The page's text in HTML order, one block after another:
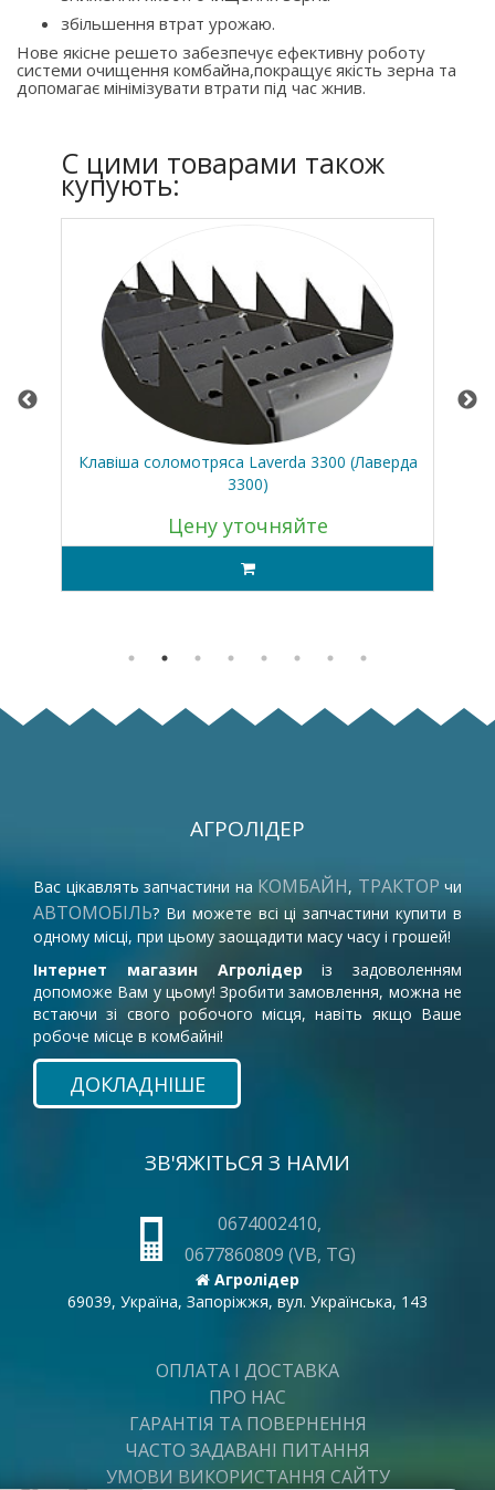
збільшення втрат урожаю.
Нове якісне решето забезпечує ефективну роботу
системи очищення комбайна,покращує якість зерна та
допомагає мінімізувати втрати під час жнив.
C цими товарами також
купують:
Клавіша соломотряса Laverda 3300 (Лаверда
3300)
Цену уточняйте
АГРОЛІДЕР
Вас цікавлять запчастини на КОМБАЙН, ТРАКТОР чи
АВТОМОБІЛЬ? Ви можете всі ці запчастини купити в
одному місці, при цьому заощадити масу часу і грошей!
Інтернет магазин Агролідер із задоволенням
допоможе Вам у цьому! Зробити замовлення, можна не
встаючи зі свого робочого місця, навіть якщо Ваше
робоче місце в комбайні!
ДОКЛАДНІШЕ
ЗВ'ЯЖІТЬСЯ З НАМИ
0674002410,
0677860809 (VB, TG)
Агролідер
69039, Україна, Запоріжжя, вул. Українська, 143
ОПЛАТА І ДОСТАВКА
ПРО НАС
ГАРАНТІЯ ТА ПОВЕРНЕННЯ
ЧАСТО ЗАДАВАНІ ПИТАННЯ
УМОВИ ВИКОРИСТАННЯ САЙТУ